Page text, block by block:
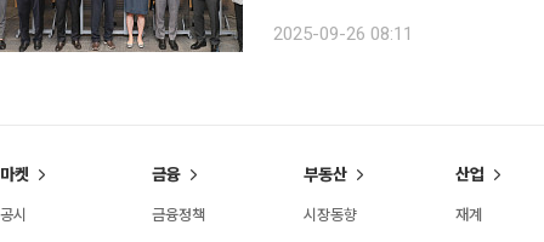
금융패권의 핵심 열쇠, 글로벌 디지털
2025-09-26 08:11
마켓
공시
금융
금융정책
부동산
시장동향
산업
재계